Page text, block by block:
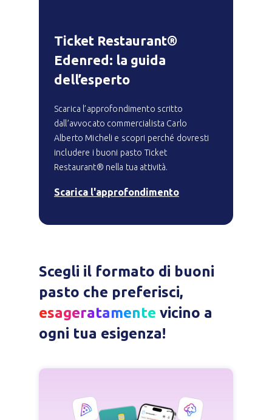
Ticket Restaurant®
Edenred: la guida
dell’esperto
Scarica l’approfondimento scritto
dall’avvocato commercialista Carlo
Alberto Micheli e scopri perché dovresti
includere i buoni pasto Ticket
Restaurant® nella tua attività.
Scarica l'approfondimento
Scegli il formato di buoni
pasto che preferisci,
esageratamente vicino a
ogni tua esigenza!